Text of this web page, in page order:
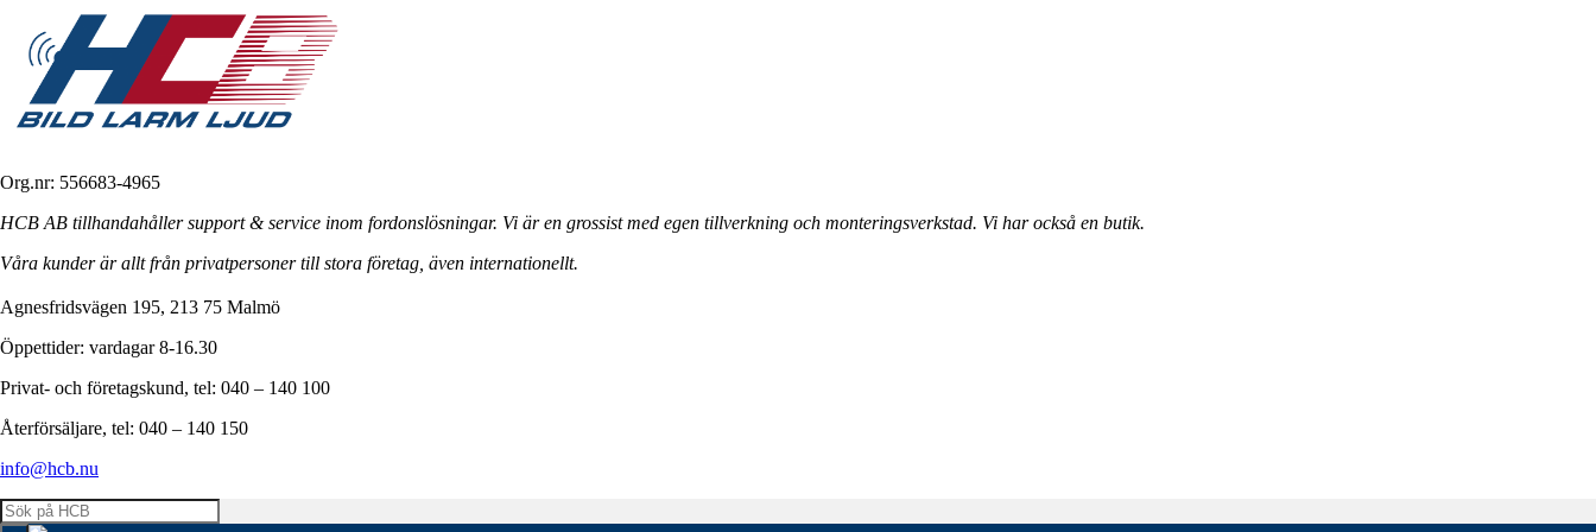
Org.nr: 556683-4965
HCB AB tillhandahåller support & service inom fordonslösningar. Vi är en grossist med egen tillverkning och monteringsverkstad. Vi har också en butik.
Våra kunder är allt från privatpersoner till stora företag, även internationellt.
Agnesfridsvägen 195, 213 75 Malmö
Öppettider: vardagar 8-16.30
Privat- och företagskund, tel: 040 – 140 100
Återförsäljare, tel: 040 – 140 150
info@hcb.nu